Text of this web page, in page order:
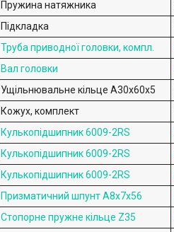
Пружина натяжника
Підкладка
Труба приводної головки, компл.
Вал головки
Ущільнювальне кільце A30x60x5
Кожух, комплект
Кулькопідшипник 6009-2RS
Кулькопідшипник 6009-2RS
Кулькопідшипник 6009-2RS
Призматичний шпунт A8x7x56
Стопорне пружне кільце Z35